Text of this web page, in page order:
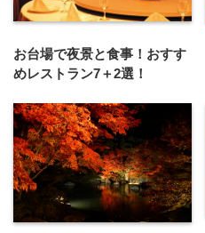
お台場で夜景と食事！おすす
めレストラン7＋2選！